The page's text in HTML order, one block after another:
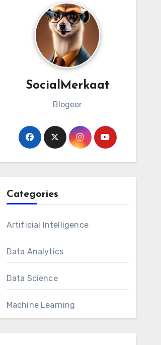
SocialMerkaat
Blogeer
Categories
Artificial Intelligence
Data Analytics
Data Science
Machine Learning